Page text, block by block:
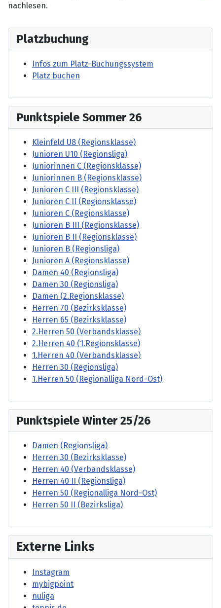
nachlesen.
Platzbuchung
Infos zum Platz-Buchungssystem
Platz buchen
Punktspiele Sommer 26
Kleinfeld U8 (Regionsklasse)
Junioren U10 (Regionsliga)
Juniorinnen C (Regionsklasse)
Juniorinnen B (Regionsklasse)
Junioren C III (Regionsklasse)
Junioren C II (Regionsklasse)
Junioren C (Regionsklasse)
Junioren B III (Regionsklasse)
Junioren B II (Regionsklasse)
Junioren B (Regionsliga)
Junioren A (Regionsklasse)
Damen 40 (Regionsliga)
Damen 30 (Regionsliga)
Damen (2.Regionsklasse)
Herren 70 (Bezirksklasse)
Herren 65 (Bezirksklasse)
2.Herren 50 (Verbandsklasse)
2.Herren 40 (1.Regionsklasse)
1.Herren 40 (Verbandsklasse)
Herren 30 (Regionsliga)
1.Herren 50 (Regionalliga Nord-Ost)
Punktspiele Winter 25/26
Damen (Regionsliga)
Herren 30 (Bezirksklasse)
Herren 40 (Verbandsklasse)
Herren 40 II (Regionsliga)
Herren 50 (Regionalliga Nord-Ost)
Herren 50 II (Bezirksliga)
Externe Links
Instagram
mybigpoint
nuliga